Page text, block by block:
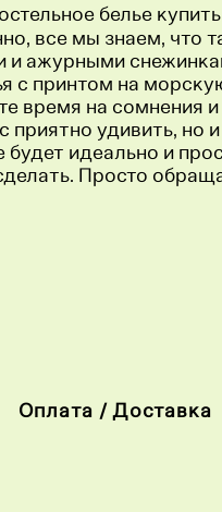
белье
все мы знаем, что
ажурными
с принтом на
время на сомнения
приятно удивить, но
будет идеально и
Просто
Оплата / Доставка